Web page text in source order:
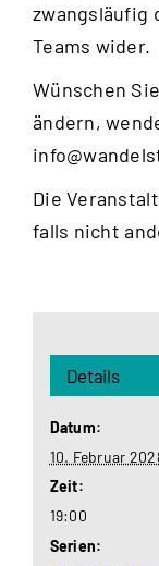
zwangsläufig
Teams wider.
Wünschen
ändern,
Die
falls nicht
Details
Datum:
10. Februar
Zeit:
19:00
Serien: